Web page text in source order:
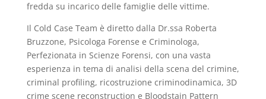
fredda su incarico delle famiglie delle vittime.
Il Cold Case Team è diretto dalla Dr.ssa Roberta
Bruzzone, Psicologa Forense e Criminologa,
Perfezionata in Scienze Forensi, con una vasta
esperienza in tema di analisi della scena del crimine,
criminal profiling, ricostruzione criminodinamica, 3D
crime scene reconstruction e Bloodstain Pattern